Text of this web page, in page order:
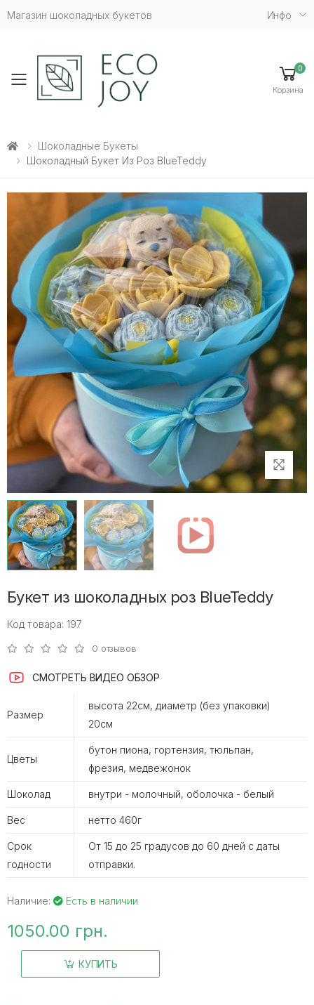
Магазин шоколадных букетов Инфо
Toggle mobile menu
0
Корзина
Шоколадные Букеты
Шоколадный Букет Из Роз BlueTeddy
Букет из шоколадных роз BlueTeddy
Код товара: 197
0 отзывов
СМОТРЕТЬ ВИДЕО ОБЗОР
Размер
высота 22см, диаметр (без упаковки)
20см
Цветы
бутон пиона, гортензия, тюльпан,
фрезия, медвежонок
Шоколад внутри - молочный, оболочка - белый
Вес нетто 460г
Срок
годности
От 15 до 25 градусов до 60 дней с даты
отправки.
Наличие: Есть в наличии
1050.00 грн.
КУПИТЬ